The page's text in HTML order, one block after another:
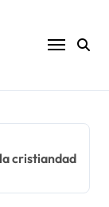
cristiandad